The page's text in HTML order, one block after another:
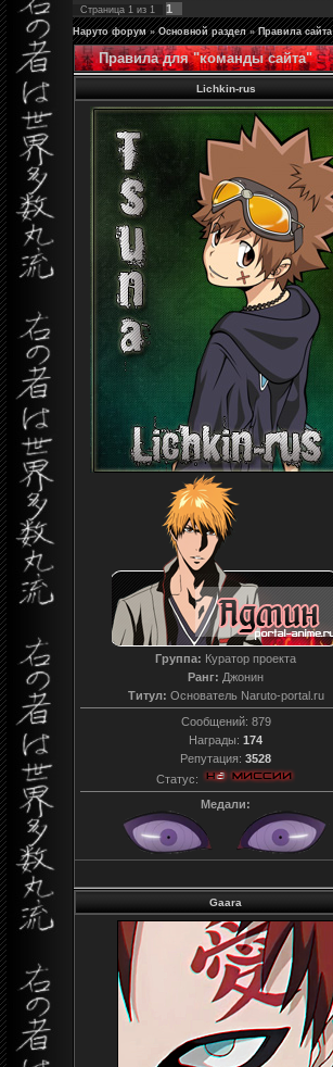
Страница 1 из 1 1
Наруто форум » Основной раздел » Правила сайта
Правила для "команды сайта"
Lichkin-rus
Группа: Куратор проекта
Ранг: Джонин
Титул: Основатель Naruto-portal.ru
Сообщений: 879
Награды: 174
Репутация: 3528
Статус:
Медали:
Gaara